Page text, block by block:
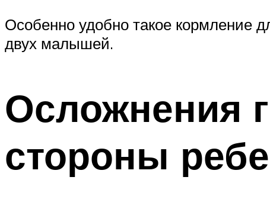
Особенно удобно такое кормление
двух малышей.
Осложнения
стороны